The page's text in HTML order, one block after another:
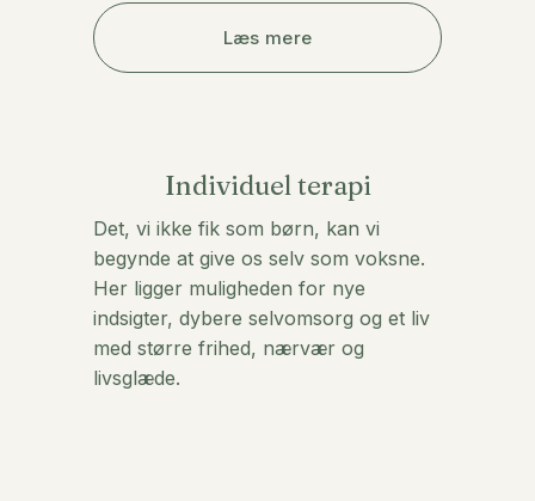
Læs mere
Individuel terapi
Det, vi ikke fik som børn, kan vi
begynde at give os selv som voksne.
Her ligger muligheden for nye
indsigter, dybere selvomsorg og et liv
med større frihed, nærvær og
livsglæde.